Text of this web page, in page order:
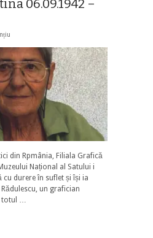
06.09.1942 –
din Rpmânia, Filiala Grafică
Național al Satului i
cu durere în suflet și își ia
un grafician
…